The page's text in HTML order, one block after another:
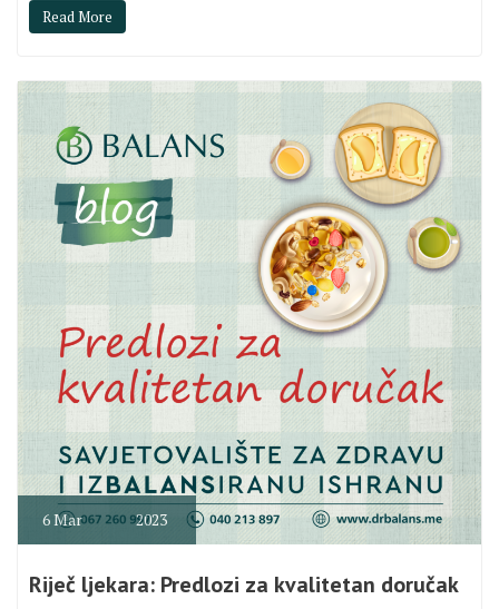
Read More
6Mar 2023
Riječ ljekara: Predlozi za kvalitetan doručak